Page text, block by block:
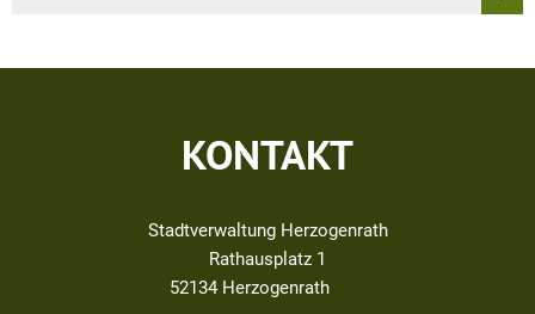
KONTAKT
Stadtverwaltung Herzogenrath
Rathausplatz 1
52134 Herzogenrath